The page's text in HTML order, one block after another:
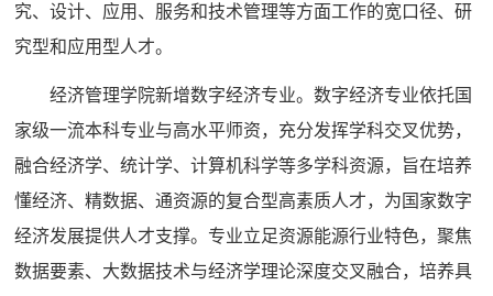
究、设计、应用、服务和技术管理等方面工作的宽口径、研
究型和应用型人才。
经济管理学院新增数字经济专业。数字经济专业依托国
家级一流本科专业与高水平师资，充分发挥学科交叉优势，
融合经济学、统计学、计算机科学等多学科资源，旨在培养
懂经济、精数据、通资源的复合型高素质人才，为国家数字
经济发展提供人才支撑。专业立足资源能源行业特色，聚焦
数据要素、大数据技术与经济学理论深度交叉融合，培养具